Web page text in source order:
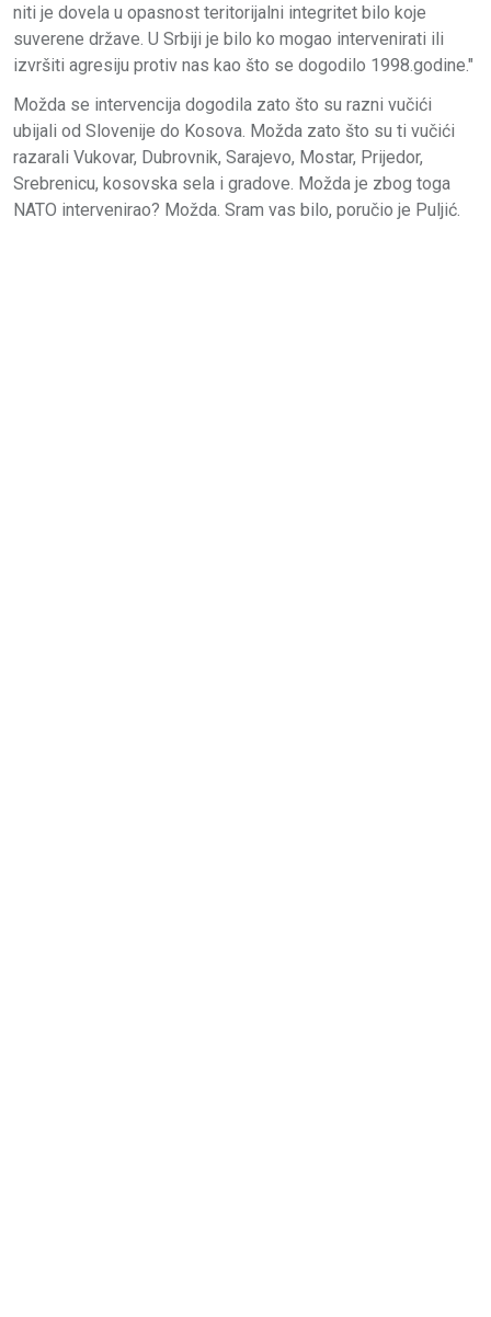
niti je dovela u opasnost teritorijalni integritet bilo koje
suverene države. U Srbiji je bilo ko mogao intervenirati ili
izvršiti agresiju protiv nas kao što se dogodilo 1998.godine."
Možda se intervencija dogodila zato što su razni vučići
ubijali od Slovenije do Kosova. Možda zato što su ti vučići
razarali Vukovar, Dubrovnik, Sarajevo, Mostar, Prijedor,
Srebrenicu, kosovska sela i gradove. Možda je zbog toga
NATO intervenirao? Možda. Sram vas bilo, poručio je Puljić.